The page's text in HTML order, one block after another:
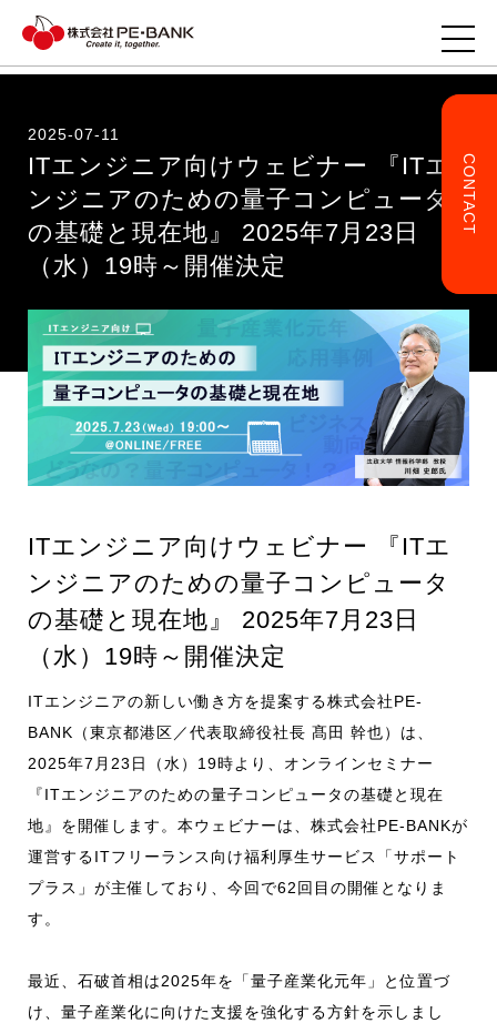
TOP
企業様へ
事業・サービス
企業情報
採用情報
CONTACT
CONTACT
2025-07-11
ITエンジニア向けウェビナー 『ITエ
ンジニアのための量子コンピュータ
の基礎と現在地』 2025年7月23日
（水）19時～開催決定
ITエンジニア向けウェビナー 『ITエ
ンジニアのための量子コンピュータ
の基礎と現在地』 2025年7月23日
（水）19時～開催決定
ITエンジニアの新しい働き方を提案する株式会社PE-
BANK（東京都港区／代表取締役社長 髙田 幹也）は、
2025年7月23日（水）19時より、オンラインセミナー
『ITエンジニアのための量子コンピュータの基礎と現在
地』を開催します。本ウェビナーは、株式会社PE-BANKが
運営するITフリーランス向け福利厚生サービス「サポート
プラス」が主催しており、今回で62回目の開催となりま
す。
最近、石破首相は2025年を「量子産業化元年」と位置づ
け、量子産業化に向けた支援を強化する方針を示しまし